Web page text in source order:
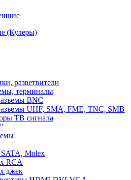
(Кулеры)
разветвители
терминалы
BNC
UHF, SMA, FME, TNC, SMB
ТВ сигнала
Molex
RCA
джек